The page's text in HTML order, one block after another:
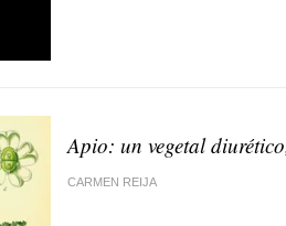
Apio: un vegetal
CARMEN REIJA